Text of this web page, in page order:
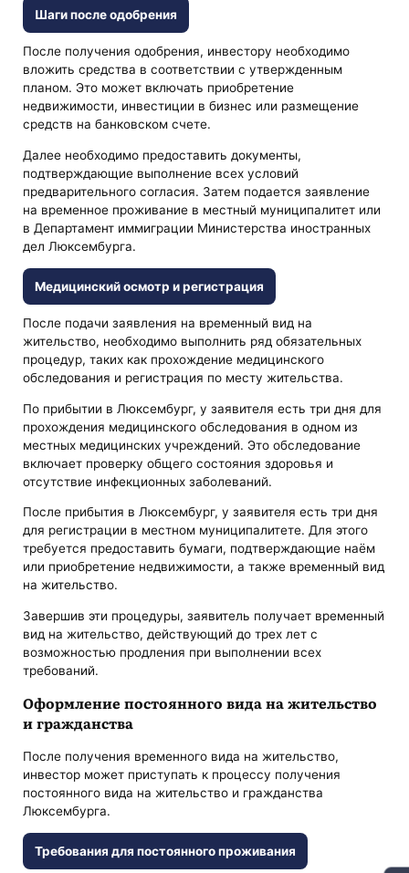
Шаги после одобрения
После получения одобрения, инвестору необходимо
вложить средства в соответствии с утвержденным
планом. Это может включать приобретение
недвижимости, инвестиции в бизнес или размещение
средств на банковском счете.
Далее необходимо предоставить документы,
подтверждающие выполнение всех условий
предварительного согласия. Затем подается заявление
на временное проживание в местный муниципалитет или
в Департамент иммиграции Министерства иностранных
дел Люксембурга.
Медицинский осмотр и регистрация
После подачи заявления на временный вид на
жительство, необходимо выполнить ряд обязательных
процедур, таких как прохождение медицинского
обследования и регистрация по месту жительства.
По прибытии в Люксембург, у заявителя есть три дня для
прохождения медицинского обследования в одном из
местных медицинских учреждений. Это обследование
включает проверку общего состояния здоровья и
отсутствие инфекционных заболеваний.
После прибытия в Люксембург, у заявителя есть три дня
для регистрации в местном муниципалитете. Для этого
требуется предоставить бумаги, подтверждающие наём
или приобретение недвижимости, а также временный вид
на жительство.
Завершив эти процедуры, заявитель получает временный
вид на жительство, действующий до трех лет с
возможностью продления при выполнении всех
требований.
Оформление постоянного вида на жительство
и гражданства
После получения временного вида на жительство,
инвестор может приступать к процессу получения
постоянного вида на жительство и гражданства
Люксембурга.
Требования для постоянного проживания